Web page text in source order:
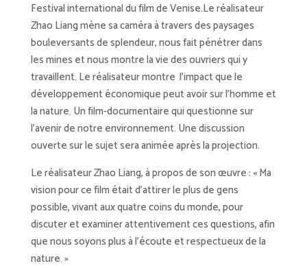
Festival international du film de Venise.Le réalisateur
Zhao Liang mène sa caméra à travers des paysages
bouleversants de splendeur, nous fait pénétrer dans
les mines et nous montre la vie des ouvriers qui y
travaillent. Le réalisateur montre l’impact que le
développement économique peut avoir sur l’homme et
la nature. Un film-documentaire qui questionne sur
l’avenir de notre environnement. Une discussion
ouverte sur le sujet sera animée après la projection.
Le réalisateur Zhao Liang, à propos de son œuvre : « Ma
vision pour ce film était d’attirer le plus de gens
possible, vivant aux quatre coins du monde, pour
discuter et examiner attentivement ces questions, afin
que nous soyons plus à l’écoute et respectueux de la
nature. »